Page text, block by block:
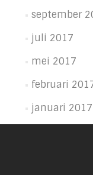
september
juli 2017
mei 2017
februari
januari 2017